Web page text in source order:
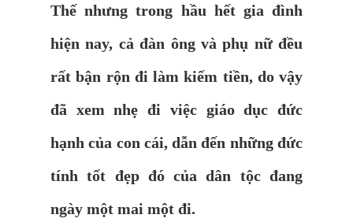
Thế nhưng trong hầu hết gia đình
hiện nay, cả đàn ông và phụ nữ đều
rất bận rộn đi làm kiếm tiền, do vậy
đã xem nhẹ đi việc giáo dục đức
hạnh của con cái, dẫn đến những đức
tính tốt đẹp đó của dân tộc đang
ngày một mai một đi.